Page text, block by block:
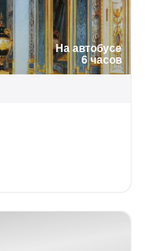
На автобусе
6 часов